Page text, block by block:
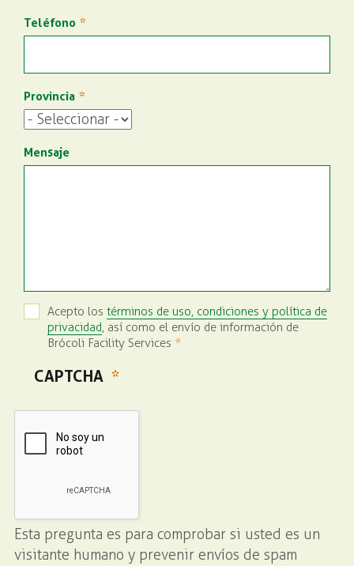
Teléfono
Provincia
Mensaje
Acepto los términos de uso, condiciones y política de
privacidad, así como el envío de información de
Brócoli Facility Services
CAPTCHA
Esta pregunta es para comprobar si usted es un
visitante humano y prevenir envíos de spam